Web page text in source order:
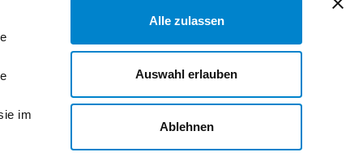
im
Alle zulassen
Auswahl erlauben
Ablehnen